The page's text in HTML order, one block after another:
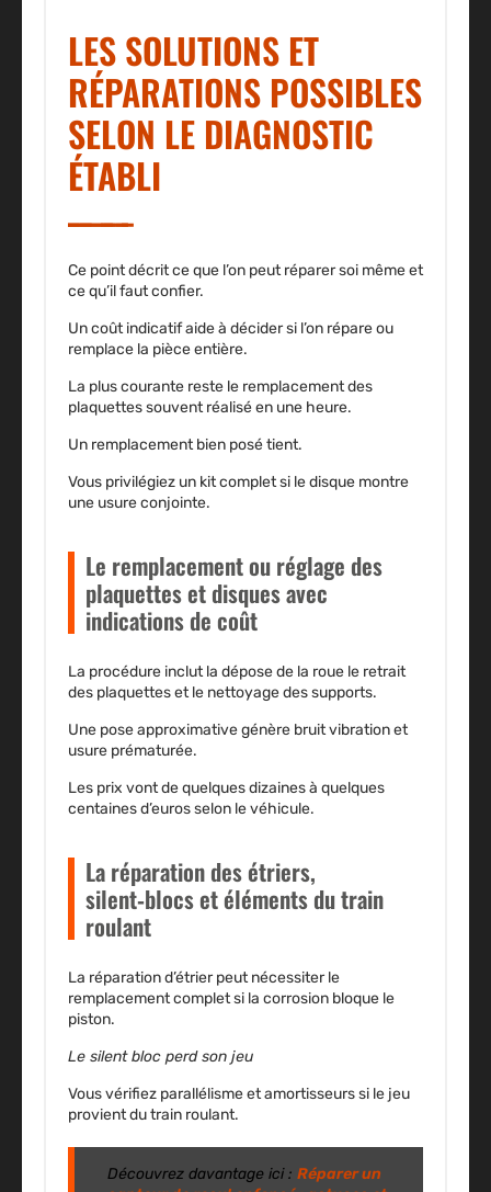
LES SOLUTIONS ET
RÉPARATIONS POSSIBLES
SELON LE DIAGNOSTIC
ÉTABLI
Ce point décrit ce que l’on peut réparer soi même et
ce qu’il faut confier.
Un coût indicatif aide à décider si l’on répare ou
remplace la pièce entière.
La plus courante reste le remplacement des
plaquettes souvent réalisé en une heure.
Un remplacement bien posé tient.
Vous privilégiez un kit complet si le disque montre
une usure conjointe.
Le remplacement ou réglage des
plaquettes et disques avec
indications de coût
La procédure inclut la dépose de la roue le retrait
des plaquettes et le nettoyage des supports.
Une pose approximative génère bruit vibration et
usure prématurée.
Les prix vont de quelques dizaines à quelques
centaines d’euros selon le véhicule.
La réparation des étriers,
silent‑blocs et éléments du train
roulant
La réparation d’étrier peut nécessiter le
remplacement complet si la corrosion bloque le
piston.
Le silent bloc perd son jeu
Vous vérifiez parallélisme et amortisseurs si le jeu
provient du train roulant.
Découvrez davantage ici : Réparer un